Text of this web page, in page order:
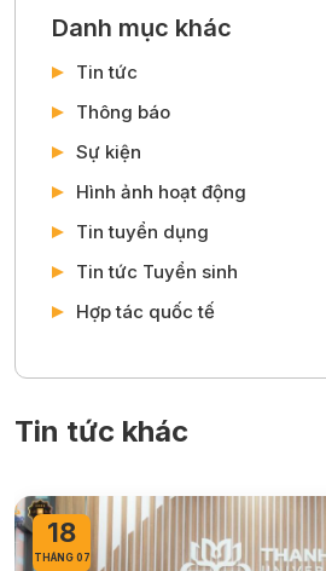
Danh mục khác
Tin tức
Thông báo
Sự kiện
Hình ảnh hoạt động
Tin tuyển dụng
Tin tức Tuyển sinh
Hợp tác quốc tế
Tin tức khác
14
THÁNG 07